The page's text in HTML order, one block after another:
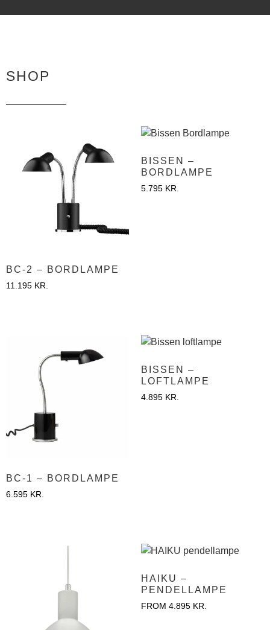
SHOP
BC-2 – BORDLAMPE
11.195 KR.
BISSEN –
BORDLAMPE
5.795 KR.
BC-1 – BORDLAMPE
6.595 KR.
BISSEN –
LOFTLAMPE
4.895 KR.
HAIKU –
PENDELLAMPE
FROM 4.895 KR.